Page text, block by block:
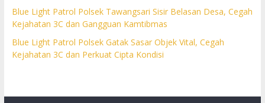
Blue Light Patrol Polsek Tawangsari Sisir Belasan Desa, Cegah
Kejahatan 3C dan Gangguan Kamtibmas
Blue Light Patrol Polsek Gatak Sasar Objek Vital, Cegah
Kejahatan 3C dan Perkuat Cipta Kondisi